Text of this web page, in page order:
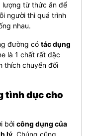
lượng từ thức ăn để
người thì quá trình
nhau.
đường có tác dụng
là 1 chất rất đặc
thích chuyển đổi
tình dục cho
bởi công dụng của